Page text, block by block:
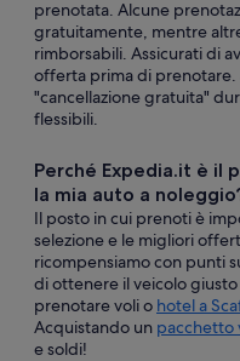
prenotata. Alcune
gratuitamente, mentre
rimborsabili. Assicurati di
offerta prima di prenotare.
"cancellazione gratuita"
flessibili.
Perché Expedia.it è il
la mia auto a
Il posto in cui prenoti è
selezione e le migliori
ricompensiamo con punti
di ottenere il veicolo
prenotare voli o hotel a
Acquistando un pacchetto
e soldi!